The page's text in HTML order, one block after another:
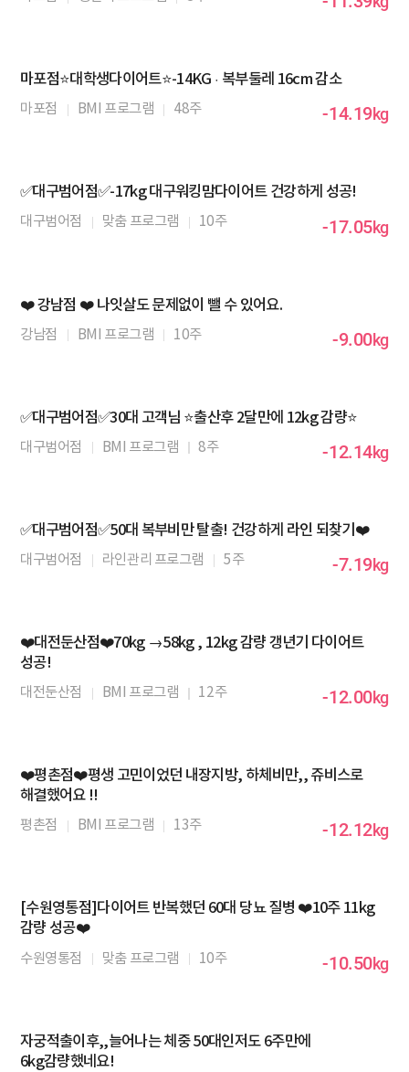
마포점⭐대학생다이어트⭐-14KG · 복부둘레 16cm 감소
마포점 BMI 프로그램 48주 -14.19kg
✅대구범어점✅-17kg 대구워킹맘다이어트 건강하게 성공!
대구범어점 맞춤 프로그램 10주 -17.05kg
❤️ 강남점 ❤️ 나잇살도 문제없이 뺄 수 있어요.
강남점 BMI 프로그램 10주 -9.00kg
✅대구범어점✅30대 고객님 ⭐출산후 2달만에 12kg 감량⭐
대구범어점 BMI 프로그램 8주 -12.14kg
✅대구범어점✅50대 복부비만 탈출! 건강하게 라인 되찾기❤️
대구범어점 라인관리 프로그램 5주 -7.19kg
❤️대전둔산점❤️70kg →58kg , 12kg 감량 갱년기 다이어트
성공!
대전둔산점 BMI 프로그램 12주 -12.00kg
❤️평촌점❤️평생 고민이었던 내장지방, 하체비만,, 쥬비스로
해결했어요 !!
평촌점 BMI 프로그램 13주 -12.12kg
[수원영통점]다이어트 반복했던 60대 당뇨 질병 ❤️10주 11kg
감량 성공❤️
수원영통점 맞춤 프로그램 10주 -10.50kg
자궁적출이후,,늘어나는 체중 50대인저도 6주만에
6kg감량했네요!